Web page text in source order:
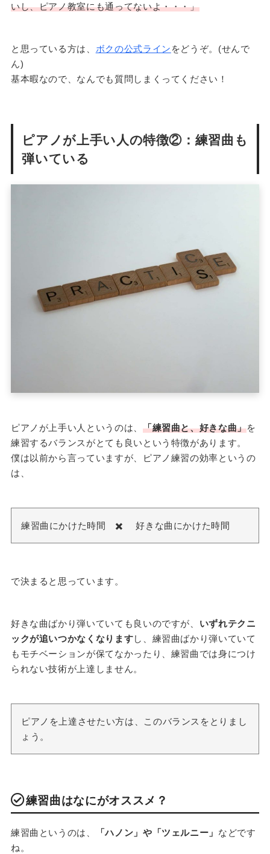
いし、ピアノ教室にも通ってないよ・・・」
と思っている方は、 ボクの公式ライン をどうぞ。(せんで
ん)
基本暇なので、なんでも質問しまくってください！
ピアノが上手い人の特徴②：練習曲も
弾いている
ピアノが上手い人というのは、 「練習曲と、好きな曲」を
練習するバランスがとても良いという特徴があります。
僕は以前から言っていますが、ピアノ練習の効率というの
は、
練習曲にかけた時間 ✖️ 好きな曲にかけた時間
で決まると思っています。
好きな曲ばかり弾いていても良いのですが、 いずれテクニ
ックが追いつかなくなりますし、練習曲ばかり弾いていて
もモチベーションが保てなかったり、練習曲では身につけ
られない技術が上達しません。
ピアノを上達させたい方は、このバランスをとりまし
ょう。
練習曲はなにがオススメ？
練習曲というのは、 「ハノン」や「ツェルニー」 などです
ね。